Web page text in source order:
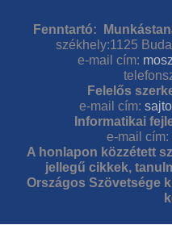
Fenntartó:
székhely:1125
e-mail cím:
Felelős
e-mail cím:
Informatikai
e-mail cím:
A honlapon közzétett
jellegű cikkek,
Országos Szövetsége